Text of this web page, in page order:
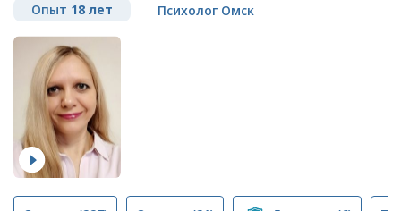
Опыт 18 лет Психолог Омск